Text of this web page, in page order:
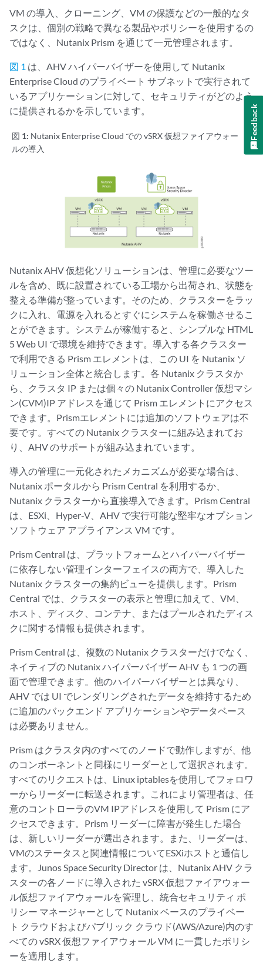
VM の導入、クローニング、VM の保護などの一般的なタ
スクは、個別の戦略で異なる製品やポリシーを使用するの
ではなく、Nutanix Prism を通じて一元管理されます。
図 1 は、AHV ハイパーバイザーを使用して Nutanix
Enterprise Cloud のプライベート サブネットで実行されて
いるアプリケーションに対して、セキュリティがどのよう
に提供されるかを示しています。
図 1: Nutanix Enterprise Cloud での vSRX 仮想ファイアウォー
ルの導入
Nutanix AHV 仮想化ソリューションは、管理に必要なツー
ルを含め、既に設置されている工場から出荷され、状態を
整える準備が整っています。そのため、クラスターをラッ
クに入れ、電源を入れるとすぐにシステムを稼働させるこ
とができます。システムが稼働すると、シンプルな HTML
5 Web UI で環境を維持できます。導入する各クラスター
で利用できる Prism エレメントは、この UI を Nutanix ソ
リューション全体と統合します。各 Nutanix クラスタか
ら、クラスタ IP または個々の Nutanix Controller 仮想マシ
ン(CVM)IP アドレスを通じて Prism エレメントにアクセス
できます。Prismエレメントには追加のソフトウェアは不
要です。すべての Nutanix クラスターに組み込まれてお
り、AHV のサポートが組み込まれています。
導入の管理に一元化されたメカニズムが必要な場合は、
Nutanix ポータルから Prism Central を利用するか、
Nutanix クラスターから直接導入できます。Prism Central
は、ESXi、Hyper-V、AHV で実行可能な堅牢なオプション
ソフトウェア アプライアンス VM です。
Prism Central は、プラットフォームとハイパーバイザー
に依存しない管理インターフェイスの両方で、導入した
Nutanix クラスターの集約ビューを提供します。Prism
Central では、クラスターの表示と管理に加えて、VM、
ホスト、ディスク、コンテナ、またはプールされたディス
クに関する情報も提供されます。
Prism Central は、複数の Nutanix クラスターだけでなく、
ネイティブの Nutanix ハイパーバイザー AHV も 1 つの画
面で管理できます。他のハイパーバイザーとは異なり、
AHV では UI でレンダリングされたデータを維持するため
に追加のバックエンド アプリケーションやデータベース
は必要ありません。
Prism はクラスタ内のすべてのノードで動作しますが、他
のコンポーネントと同様にリーダーとして選択されます。
すべてのリクエストは、Linux iptablesを使用してフォロワ
ーからリーダーに転送されます。これにより管理者は、任
意のコントローラのVM IPアドレスを使用して Prism にア
クセスできます。Prism リーダーに障害が発生した場合
は、新しいリーダーが選出されます。また、リーダーは、
VMのステータスと関連情報についてESXiホストと通信し
ます。Junos Space Security Director は、Nutanix AHV クラ
スターの各ノードに導入された vSRX 仮想ファイアウォー
ル仮想ファイアウォールを管理し、統合セキュリティ ポ
リシー マネージャーとして Nutanix ベースのプライベー
ト クラウドおよびパブリック クラウド(AWS/Azure)内のす
べての vSRX 仮想ファイアウォール VM に一貫したポリシ
ーを適用します。
Feedback